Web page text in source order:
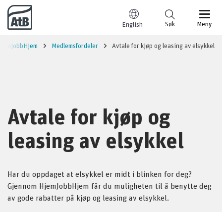
Til innhold
English Meny
Søk
Medlemsfordeler Avtale for kjøp og leasing av elsykkel
Avtale for kjøp og
leasing av elsykkel
Har du oppdaget at elsykkel er midt i blinken for deg?
Gjennom HjemJobbHjem får du muligheten til å benytte deg
av gode rabatter på kjøp og leasing av elsykkel.